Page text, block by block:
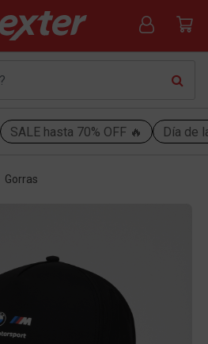
SALE hasta 70% OFF 🔥 Día de
Gorras